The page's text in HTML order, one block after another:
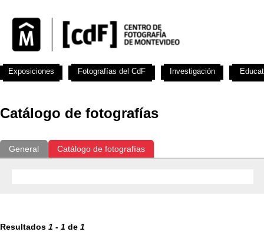
Catálogo de fotografías
General Catálogo de fotografías
Resultados 1 - 1 de 1
Exposiciones Fotografías del CdF Investigación